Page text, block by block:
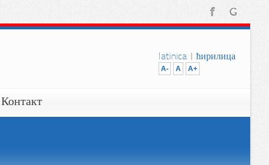
latinica ћирилица
A- A A+
Контакт